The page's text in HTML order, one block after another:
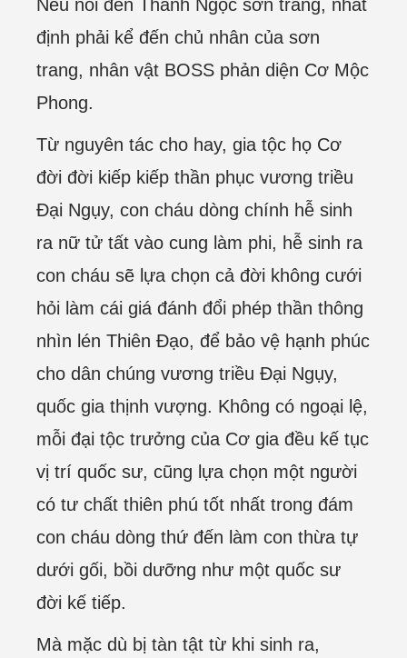
Nếu nói đến Thanh Ngọc sơn trang, nhất
định phải kể đến chủ nhân của sơn
trang, nhân vật BOSS phản diện Cơ Mộc
Phong.
Từ nguyên tác cho hay, gia tộc họ Cơ
đời đời kiếp kiếp thần phục vương triều
Đại Ngụy, con cháu dòng chính hễ sinh
ra nữ tử tất vào cung làm phi, hễ sinh ra
con cháu sẽ lựa chọn cả đời không cưới
hỏi làm cái giá đánh đổi phép thần thông
nhìn lén Thiên Đạo, để bảo vệ hạnh phúc
cho dân chúng vương triều Đại Ngụy,
quốc gia thịnh vượng. Không có ngoại lệ,
mỗi đại tộc trưởng của Cơ gia đều kế tục
vị trí quốc sư, cũng lựa chọn một người
có tư chất thiên phú tốt nhất trong đám
con cháu dòng thứ đến làm con thừa tự
dưới gối, bồi dưỡng như một quốc sư
đời kế tiếp.
Mà mặc dù bị tàn tật từ khi sinh ra,